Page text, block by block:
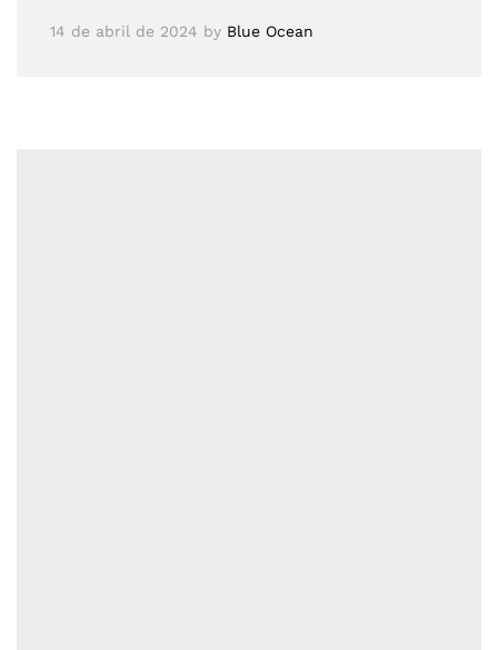
14 de abril de 2024 by Blue Ocean